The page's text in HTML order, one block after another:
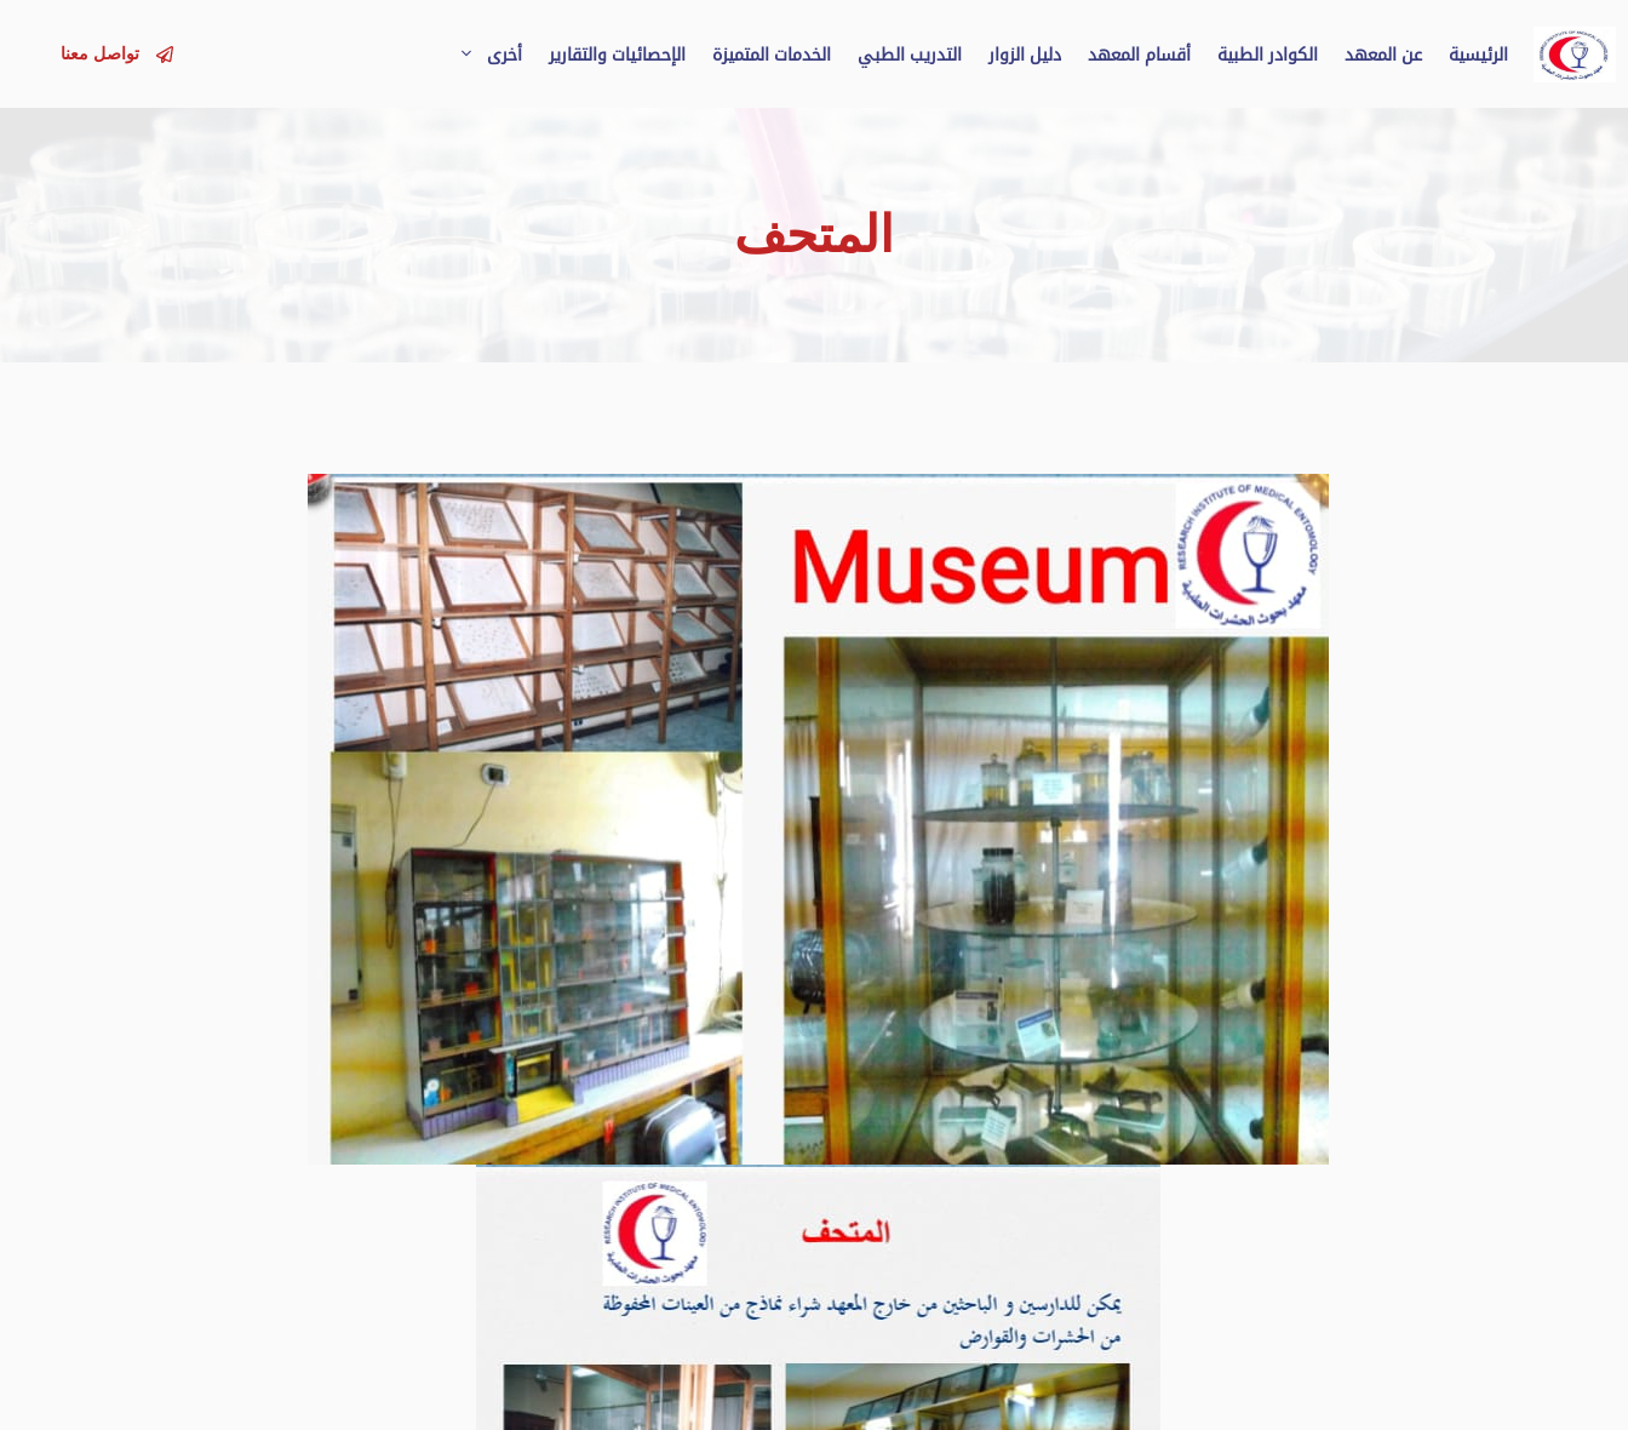
إلى
المحتوى
الرئيسية عن المعهد الكوادر الطبية أقسام المعهد دليل الزوار التدريب الطبي الخدمات المتميزة الإحصائيات والتقارير أخرى تواصل معنا
المتحف